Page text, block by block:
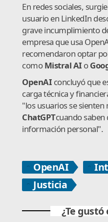
En redes sociales,
usuario en LinkedIn
grave incumplimiento
empresa que usa
recomendaron optar
comoMistral AI o
OpenAI concluyó que
carga técnica y
"los usuarios se sienten
ChatGPTcuando saben
información personal".
OpenAI
Justicia
¿Te